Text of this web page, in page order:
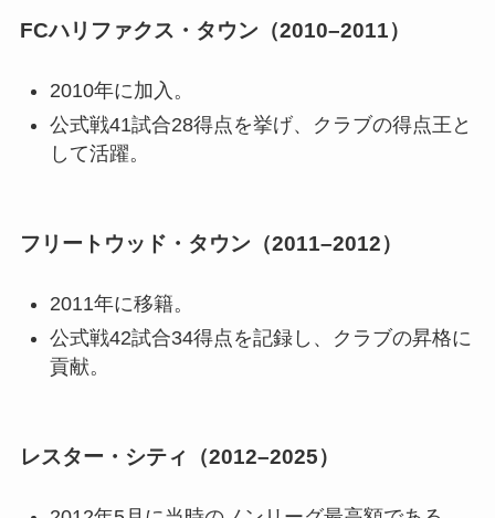
FCハリファクス・タウン（2010–2011）
2010年に加入。
公式戦41試合28得点を挙げ、クラブの得点王と
して活躍。
フリートウッド・タウン（2011–2012）
2011年に移籍。
公式戦42試合34得点を記録し、クラブの昇格に
貢献。
レスター・シティ（2012–2025）